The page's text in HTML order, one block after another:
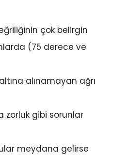
çok belirgin
(75 derece ve
alınamayan ağrı
zorluk gibi sorunlar
meydana gelirse